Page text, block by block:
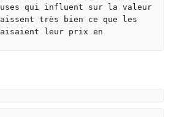
qui influent sur la valeur
très bien ce que les
leur prix en